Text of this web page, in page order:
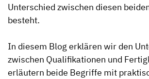
Unterschied zwischen diesen
besteht.
In diesem Blog erklären wir den
zwischen Qualifikationen und
erläutern beide Begriffe mit